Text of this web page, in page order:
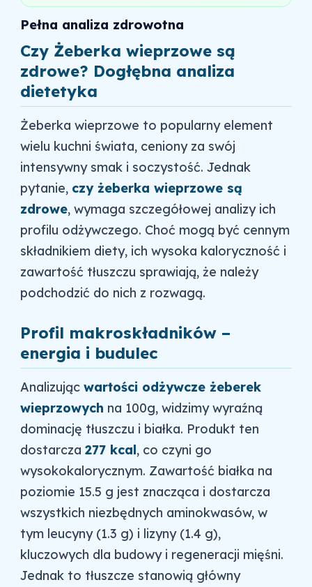
Pełna analiza zdrowotna
Czy Żeberka wieprzowe są
zdrowe? Dogłębna analiza
dietetyka
Żeberka wieprzowe to popularny element
wielu kuchni świata, ceniony za swój
intensywny smak i soczystość. Jednak
pytanie, czy żeberka wieprzowe są
zdrowe, wymaga szczegółowej analizy ich
profilu odżywczego. Choć mogą być cennym
składnikiem diety, ich wysoka kaloryczność i
zawartość tłuszczu sprawiają, że należy
podchodzić do nich z rozwagą.
Profil makroskładników –
energia i budulec
Analizując wartości odżywcze żeberek
wieprzowych na 100g, widzimy wyraźną
dominację tłuszczu i białka. Produkt ten
dostarcza 277 kcal, co czyni go
wysokokalorycznym. Zawartość białka na
poziomie 15.5 g jest znacząca i dostarcza
wszystkich niezbędnych aminokwasów, w
tym leucyny (1.3 g) i lizyny (1.4 g),
kluczowych dla budowy i regeneracji mięśni.
Jednak to tłuszcze stanowią główny